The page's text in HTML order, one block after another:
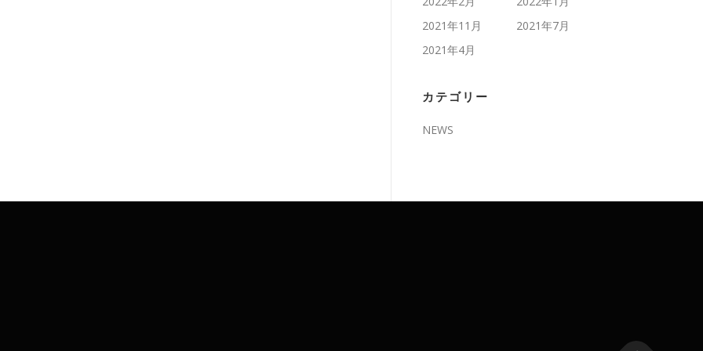
2021年11月
2021年7月
2021年4月
カテゴリー
NEWS